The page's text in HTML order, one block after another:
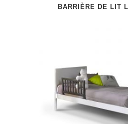
BARRIÈRE DE LIT